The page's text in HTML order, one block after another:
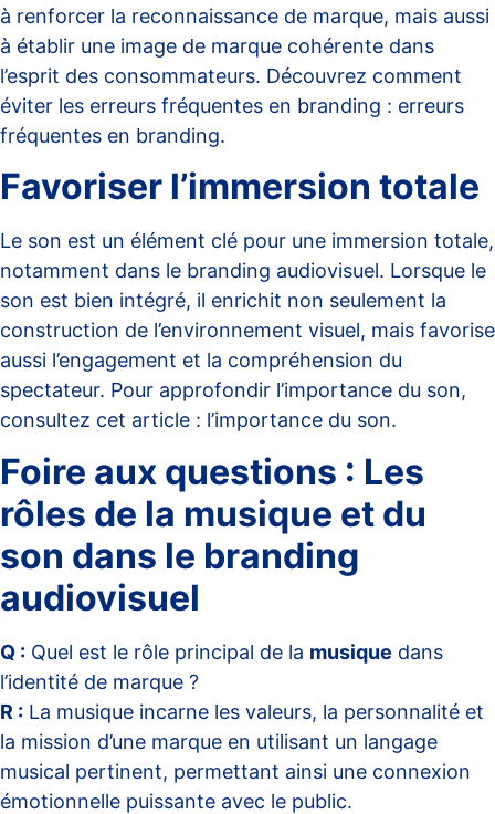
à renforcer la reconnaissance de marque, mais aussi
à établir une image de marque cohérente dans
l’esprit des consommateurs. Découvrez comment
éviter les erreurs fréquentes en branding : erreurs
fréquentes en branding.
Favoriser l’immersion totale
Le son est un élément clé pour une immersion totale,
notamment dans le branding audiovisuel. Lorsque le
son est bien intégré, il enrichit non seulement la
construction de l’environnement visuel, mais favorise
aussi l’engagement et la compréhension du
spectateur. Pour approfondir l’importance du son,
consultez cet article : l’importance du son.
Foire aux questions : Les
rôles de la musique et du
son dans le branding
audiovisuel
Q : Quel est le rôle principal de la musique dans
l’identité de marque ?
R : La musique incarne les valeurs, la personnalité et
la mission d’une marque en utilisant un langage
musical pertinent, permettant ainsi une connexion
émotionnelle puissante avec le public.